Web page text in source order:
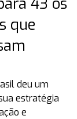
que
deu um
estratégia
e